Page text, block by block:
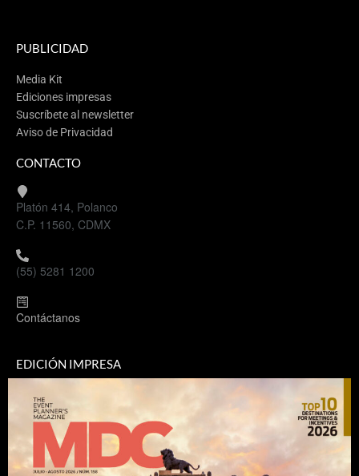
PUBLICIDAD
Media Kit
Ediciones impresas
Suscríbete al newsletter
Aviso de Privacidad
CONTACTO
Platón 414, Polanco
C.P. 11560, CDMX
(55) 5281 1200
Contáctanos
EDICIÓN IMPRESA